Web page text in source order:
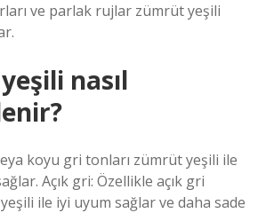
ve parlak rujlar zümrüt yeşili
nasıl
koyu gri tonları zümrüt yeşili ile
Açık gri: Özellikle açık gri
ile iyi uyum sağlar ve daha sade